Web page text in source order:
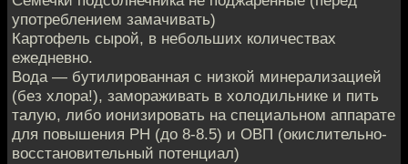
употреблением замачивать)
Картофель сырой, в небольших количествах
ежедневно.
Вода — бутилированная с низкой минерализацией
(без хлора!), замораживать в холодильнике и пить
талую, либо ионизировать на специальном аппарате
для повышения РН (до 8-8.5) и ОВП (окислительно-
восстановительный потенциал)